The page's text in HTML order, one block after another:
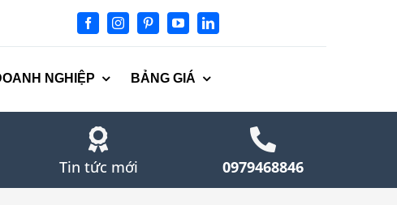
NGHIỆP BẢNG GIÁ
Tin tức mới 0979468846